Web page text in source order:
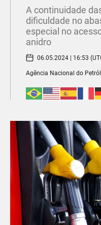
A continuidade
dificuldade no
especial no
anidro
06.05.2024 | 16:53
Agência Nacional do